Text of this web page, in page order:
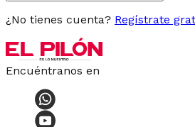
¿No tienes cuenta? Regístrate
Encuéntranos en